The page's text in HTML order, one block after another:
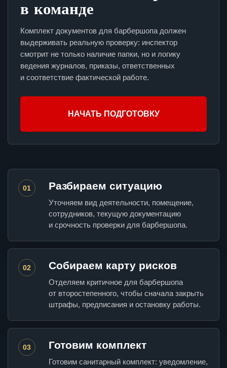
в команде
Комплект документов для барбершопа должен
выдерживать реальную проверку: инспектор
смотрит не только наличие папки, но и логику
ведения журналов, приказы, ответственных
и соответствие фактической работе.
НАЧАТЬ ПОДГОТОВКУ
01 Разбираем ситуацию
Уточняем вид деятельности, помещение,
сотрудников, текущую документацию
и срочность проверки для барбершопа.
02 Собираем карту рисков
Отделяем критичное для барбершопа
от второстепенного, чтобы сначала закрыть
штрафы, предписания и остановку работы.
03 Готовим комплект
Готовим санитарный комплект: уведомление,